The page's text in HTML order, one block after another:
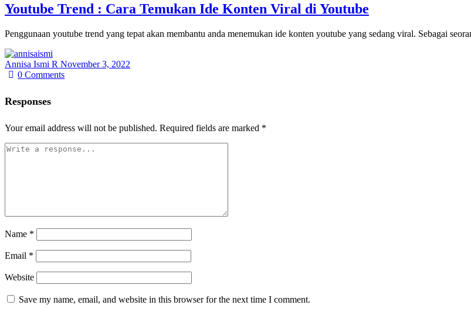
Youtube Trend : Cara Temukan Ide Konten Viral di Youtube
Penggunaan youtube trend yang tepat akan membantu anda menemukan ide konten youtube yang sedang viral. Sebagai
Annisa Ismi R November 3, 2022
0Comments
Responses
Your email address will not be published. Required fields are marked *
Name *
Email *
Website
Save my name, email, and website in this browser for the next time I comment.